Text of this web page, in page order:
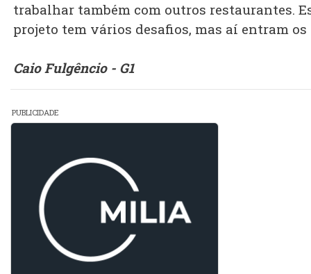
trabalhar também com outros restaurantes.
projeto tem vários desafios, mas aí entram
Caio Fulgêncio - G1
PUBLICIDADE